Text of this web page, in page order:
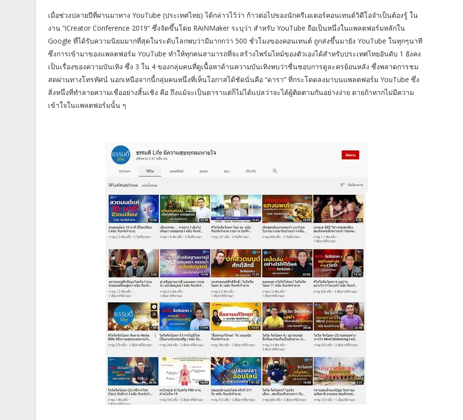
เมื่อช่วงปลายปีที่ผ่านมาทาง YouTube (ประเทศไทย) ได้กล่าวไว้ว่า ก้าวต่อไปของนักครีเอเตอร์คอนเทนต์วิดีโอจำเป็นต้องรู้ ใน
งาน “iCreator Conference 2019” ซึ่งจัดขึ้นโดย RAiNMaker ระบุว่า สำหรับ YouTube ถือเป็นหนึ่งในแพลตฟอร์มหลักใน
Google ที่ได้รับความนิยมมากที่สุดในระดับโลกพบว่ามีมากกว่า 500 ชั่วโมงของคอนเทนต์ ถูกส่งขึ้นมายัง YouTube ในทุกๆนาที
ซึ่งการเข้ามาของแพลตฟอร์ม YouTube ทำให้ทุกคนสามารถที่จะสร้างไพร์มไทม์ของตัวเองได้สำหรับประเทศไทยอันดับ 1 ยังคง
เป็นเรื่องของความบันเทิง ซึ่ง 3 ใน 4 ของกลุ่มคนที่ดูเนื้อหาด้านความบันเทิงพบว่าชื่นชอบการดูละครย้อนหลัง ซึ่งพลาดการชม
สดผ่านทางโทรทัศน์ นอกเหนือจากนี้กลุ่มคนหนึ่งที่เห็นโอกาสได้ชัดนั่นคือ “ดารา” ที่กระโดดลงมาบนแพลตฟอร์ม YouTube ซึ่ง
สิ่งหนึ่งที่ทำลายความเชื่ออย่างสิ้นเชิง คือ ถึงแม้จะเป็นดาราแต่ก็ไม่ได้แปลว่าจะได้ผู้ติดตามกันอย่างง่าย ดายถ้าหากไม่มีความ
เข้าใจในแพลตฟอร์มนั้น ๆ